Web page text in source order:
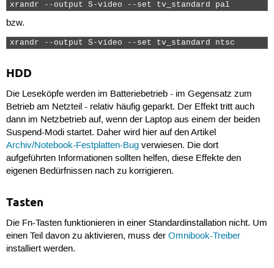
xrandr --output S-video --set tv_standard pal
bzw.
xrandr --output S-video --set tv_standard ntsc
HDD
Die Leseköpfe werden im Batteriebetrieb - im Gegensatz zum
Betrieb am Netzteil - relativ häufig geparkt. Der Effekt tritt auch
dann im Netzbetrieb auf, wenn der Laptop aus einem der beiden
Suspend-Modi startet. Daher wird hier auf den Artikel
Archiv/Notebook-Festplatten-Bugverwiesen. Die dort
aufgeführten Informationen sollten helfen, diese Effekte den
eigenen Bedürfnissen nach zu korrigieren.
Tasten
Die Fn-Tasten funktionieren in einer Standardinstallation nicht. Um
einen Teil davon zu aktivieren, muss der Omnibook-Treiber
installiert werden.